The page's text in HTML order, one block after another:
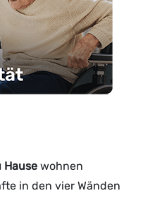
Hause wohnen
in den vier Wänden